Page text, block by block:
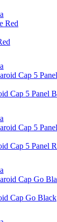
Cap 5 Panel
Cap 5 Panel
Cap Go Black